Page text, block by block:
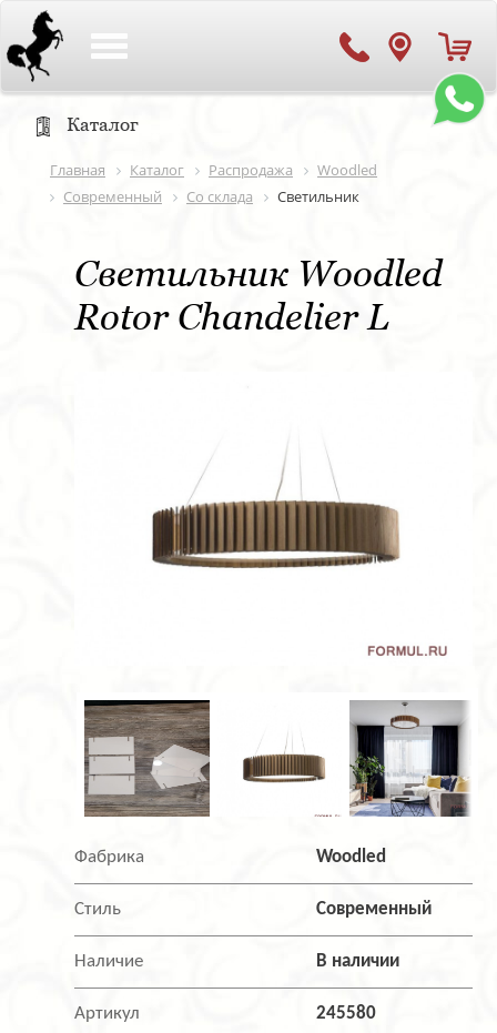
Каталог
Главная Каталог Распродажа
Woodled
Современный
Со склада Светильник
Светильник Woodled
Rotor Chandelier L
Фабрика Woodled
Стиль Современный
Наличие В наличии
Артикул 245580